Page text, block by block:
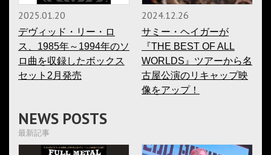
2025.01.20
デヴィッド・リー・ロ
ス、1985年～1994年のソ
ロ曲を収録したボックス
セット2月発売
2024.12.26
サミー・ヘイガーが
『THE BEST OF ALL
WORLDS』ツアーから名
古屋公演のリキャップ映
像をアップ！
NEWS POSTS
最新記事